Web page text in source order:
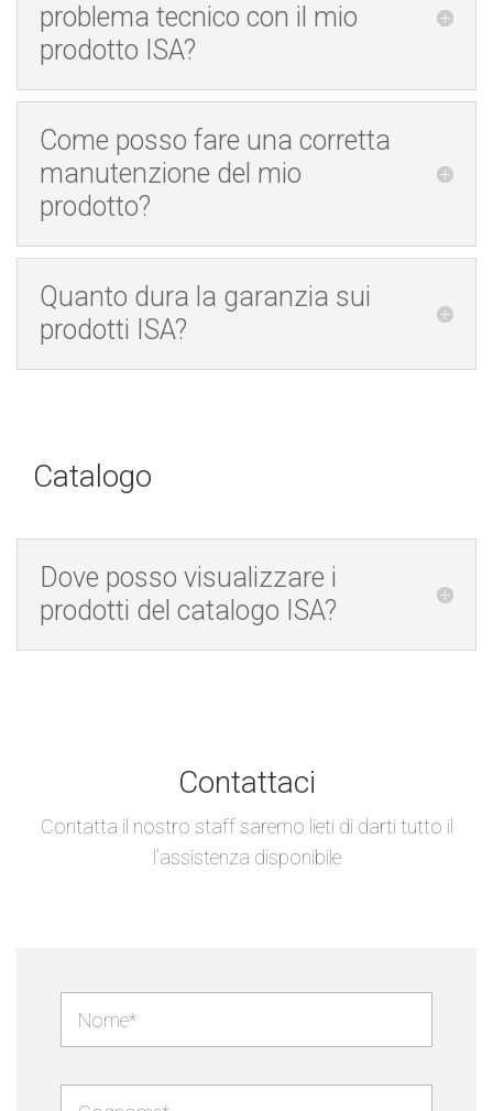
problema tecnico con il mio
prodotto ISA?
Come posso fare una corretta
manutenzione del mio
prodotto?
Quanto dura la garanzia sui
prodotti ISA?
Catalogo
Dove posso visualizzare i
prodotti del catalogo ISA?
Contattaci
Contatta il nostro staff saremo lieti di darti tutto il
l’assistenza disponibile